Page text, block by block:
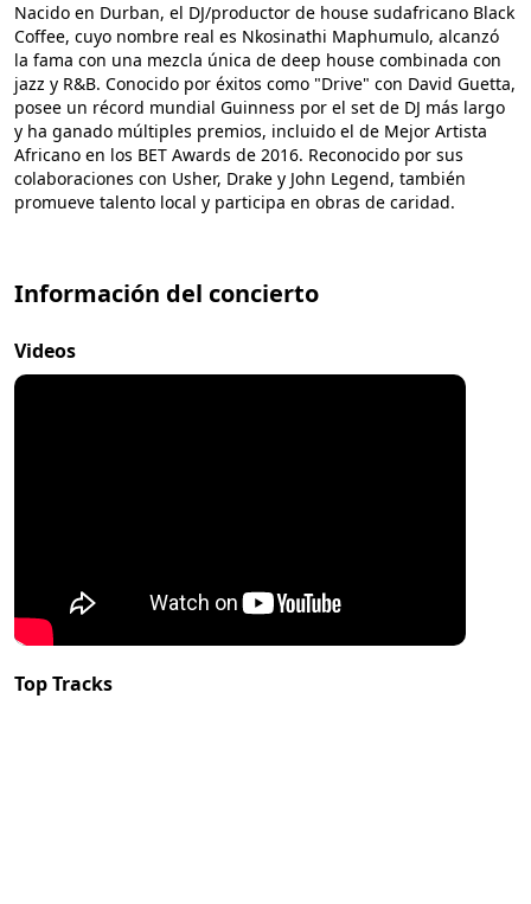
Nacido en Durban, el DJ/productor de house sudafricano Black
Coffee, cuyo nombre real es Nkosinathi Maphumulo, alcanzó
la fama con una mezcla única de deep house combinada con
jazz y R&B. Conocido por éxitos como "Drive" con David Guetta,
posee un récord mundial Guinness por el set de DJ más largo
y ha ganado múltiples premios, incluido el de Mejor Artista
Africano en los BET Awards de 2016. Reconocido por sus
colaboraciones con Usher, Drake y John Legend, también
promueve talento local y participa en obras de caridad.
Información del concierto
Videos
Top Tracks